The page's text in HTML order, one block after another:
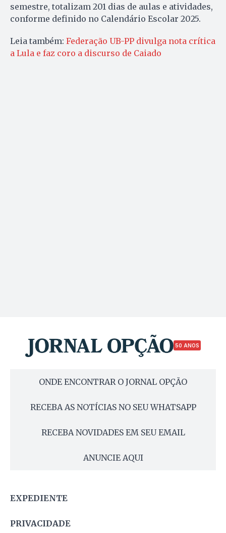
semestre, totalizam 201 dias de aulas e atividades,
conforme definido no Calendário Escolar 2025.
Leia também: Federação UB-PP divulga nota crítica
a Lula e faz coro a discurso de Caiado
50 ANOS
ONDE ENCONTRAR O JORNAL OPÇÃO
RECEBA AS NOTÍCIAS NO SEU WHATSAPP
RECEBA NOVIDADES EM SEU EMAIL
ANUNCIE AQUI
EXPEDIENTE
PRIVACIDADE